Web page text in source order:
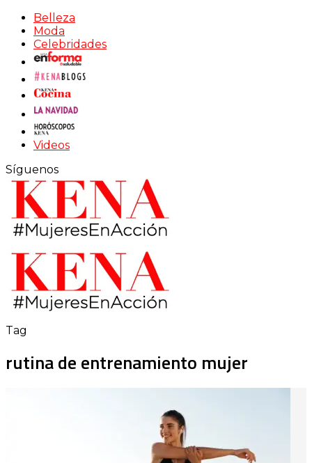
Belleza
Moda
Celebridades
Videos
Síguenos
Tag
rutina de entrenamiento mujer